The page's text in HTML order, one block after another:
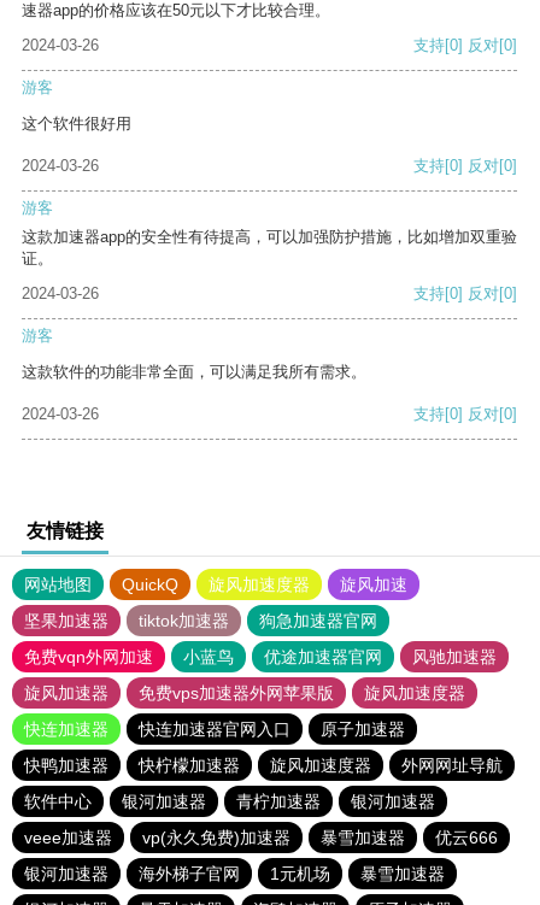
速器app的价格应该在50元以下才比较合理。
2024-03-26
支持[0] 反对[0]
游客
这个软件很好用
2024-03-26 支持[0] 反对[0]
游客
这款加速器app的安全性有待提高，可以加强防护措施，比如增加双重验
证。
2024-03-26
支持[0] 反对[0]
游客
这款软件的功能非常全面，可以满足我所有需求。
2024-03-26 支持[0] 反对[0]
友情链接
网站地图 QuickQ 旋风加速度器
旋风加速
坚果加速器
tiktok加速器
狗急加速器官网
免费vqn外网加速
小蓝鸟 优途加速器官网
风驰加速器
旋风加速器
免费vps加速器外网苹果版
旋风加速度器
快连加速器
快连加速器官网入口
原子加速器
快鸭加速器
快柠檬加速器 旋风加速度器
外网网址导航
软件中心
银河加速器 青柠加速器
银河加速器
veee加速器
vp(永久免费)加速器 暴雪加速器
优云666
银河加速器
海外梯子官网 1元机场
暴雪加速器